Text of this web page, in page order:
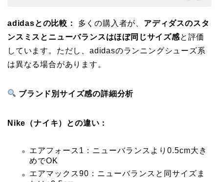
adidasとの比較： 多くの購入者が、 アディダスのスタ
ンスミスとニューバランスはほぼ同じサイズ感と評価
しています。ただし、adidasのランニングシューズ系
は異なる場合があります。
ブランド別サイズ感の詳細分析
Nike（ナイキ）との違い：
エアフォース1：ニューバランスより0.5cm大き
めでOK
エアマックス90：ニューバランスと同サイズま